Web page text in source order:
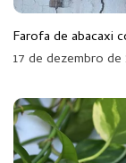
Farofa de abacaxi
17 de dezembro de